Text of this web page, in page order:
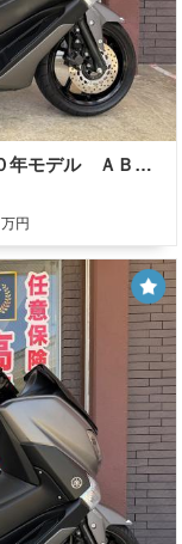
ヤマハ ＮＭＡＸ ＳＥＤ６Ｊ型 ２０２０年モデル ＡＢＳ 社外スクリーン ナックルガード リアキャリア インナーガード
万円